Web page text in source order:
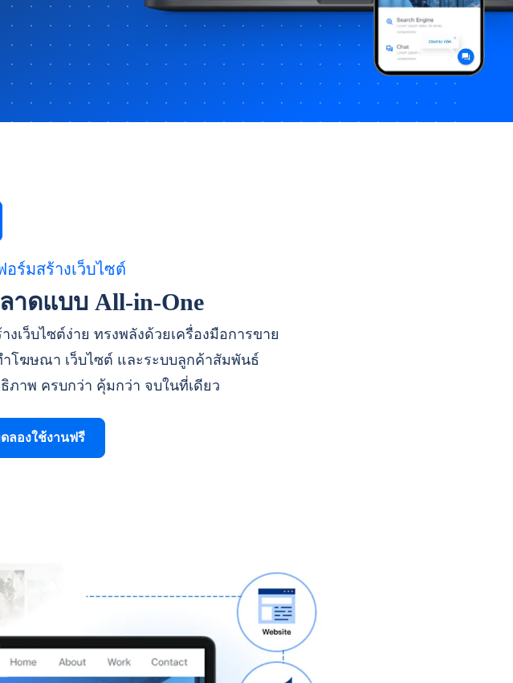
อร์มสร้างเว็บไซต์
าดแบบ All-in-One
งเว็บไซต์ง่าย ทรงพลังด้วยเครื่องมือการขาย
โฆษณา เว็บไซต์ และระบบลูกค้าสัมพันธ์
าพ ครบกว่า คุ้มกว่า จบในที่เดียว
ลองใช้งานฟรี